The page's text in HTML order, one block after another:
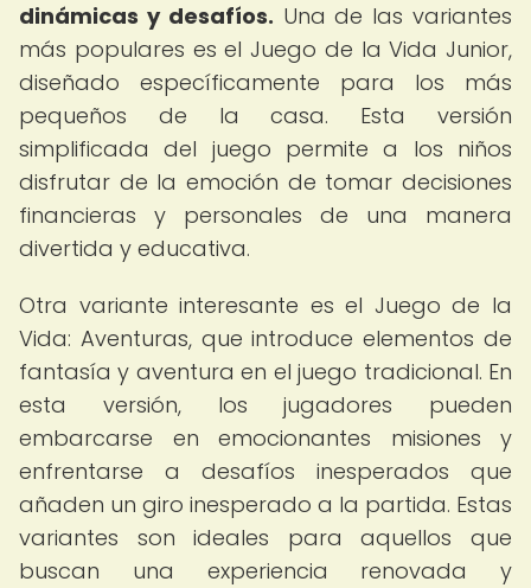
dinámicas y desafíos. Una de las variantes
más populares es el Juego de la Vida Junior,
diseñado específicamente para los más
pequeños de la casa. Esta versión
simplificada del juego permite a los niños
disfrutar de la emoción de tomar decisiones
financieras y personales de una manera
divertida y educativa.
Otra variante interesante es el Juego de la
Vida: Aventuras, que introduce elementos de
fantasía y aventura en el juego tradicional. En
esta versión, los jugadores pueden
embarcarse en emocionantes misiones y
enfrentarse a desafíos inesperados que
añaden un giro inesperado a la partida. Estas
variantes son ideales para aquellos que
buscan una experiencia renovada y